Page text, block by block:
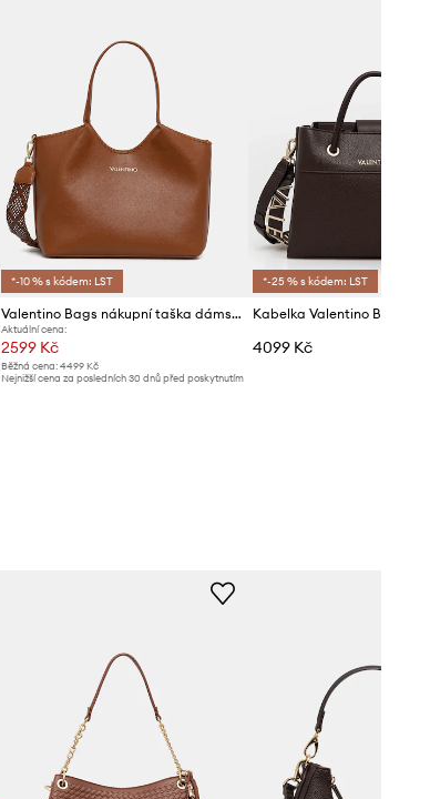
*-10 % s kódem: LST
Valentino Bags nákupní taška dámská z imitace kůže ALEKSANDRA
Aktuální cena:
2599 Kč
Běžná cena:4499 Kč
Nejnižší cena za posledních 30 dnů před poskytnutím
*-25 % s kódem: LST
Kabelka Valentino Bags
4099 Kč